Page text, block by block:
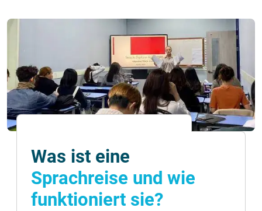
Was ist eine
Sprachreise und wie
funktioniert sie?